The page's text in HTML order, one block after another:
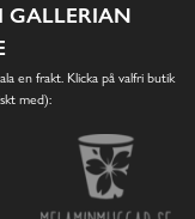
GALLERIAN
en frakt. Klicka på valfri butik
med):